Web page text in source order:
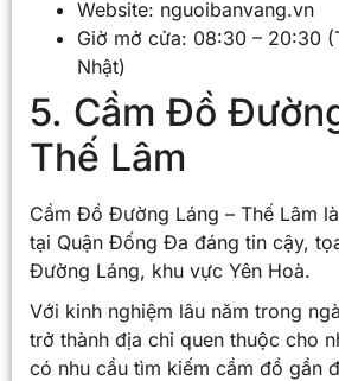
Website: nguoibanvang.vn
Giờ mở cửa: 08:30 – 20:30
Nhật)
5. Cầm Đồ
Thế Lâm
Cầm Đồ Đường Láng – Thế Lâm
tại Quận Đống Đa đáng tin cậy,
Đường Láng, khu vực Yên Hoà.
Với kinh nghiệm lâu năm trong
trở thành địa chỉ quen thuộc cho
có nhu cầu tìm kiếm cầm đồ gần